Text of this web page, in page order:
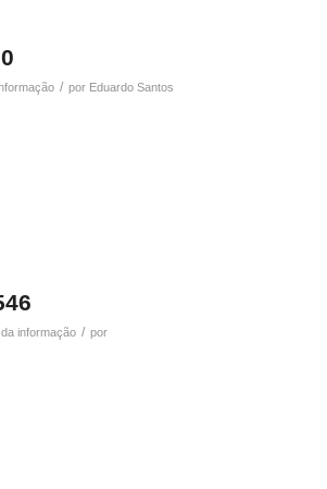
/ por Eduardo Santos
informação / por